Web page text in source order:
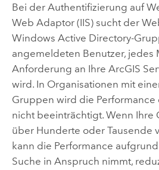
Bei der Authentifizierung auf
Web Adaptor (IIS)sucht der
Windows Active Directory-
angemeldeten Benutzer, jedes
Anforderung an Ihre ArcGIS
wird. In Organisationen mit
Gruppen wird die Performance
nicht beeinträchtigt. Wenn Ihre
über Hunderte oder Tausende
kann die Performance
Suche in Anspruch nimmt,